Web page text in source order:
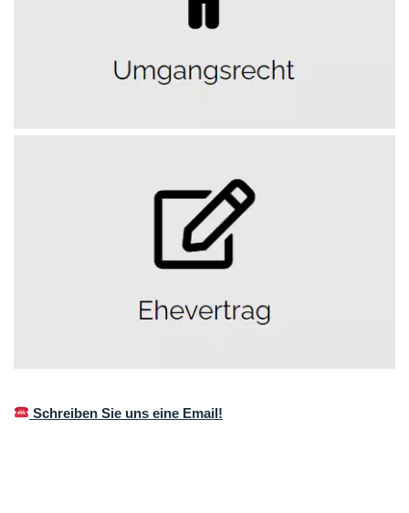
Schreiben Sie uns eine Email!